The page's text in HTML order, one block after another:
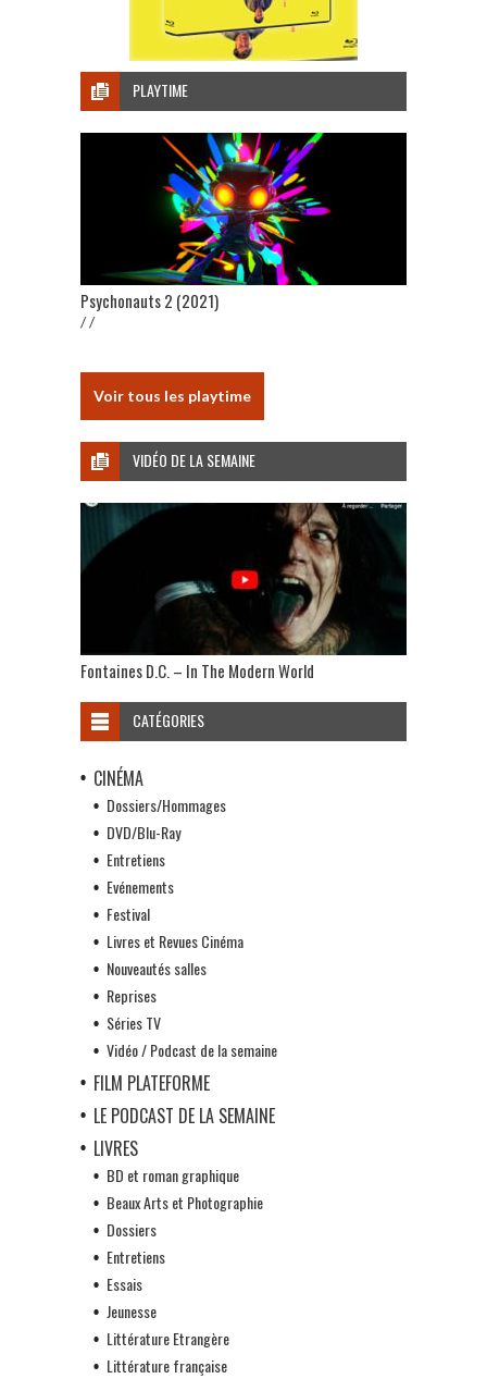
PLAYTIME
Psychonauts 2 (2021)
/ /
Voir tous les playtime
VIDÉO DE LA SEMAINE
Fontaines D.C. – In The Modern World
CATÉGORIES
CINÉMA
Dossiers/Hommages
DVD/Blu-Ray
Entretiens
Evénements
Festival
Livres et Revues Cinéma
Nouveautés salles
Reprises
Séries TV
Vidéo / Podcast de la semaine
FILM PLATEFORME
LE PODCAST DE LA SEMAINE
LIVRES
BD et roman graphique
Beaux Arts et Photographie
Dossiers
Entretiens
Essais
Jeunesse
Littérature Etrangère
Littérature française